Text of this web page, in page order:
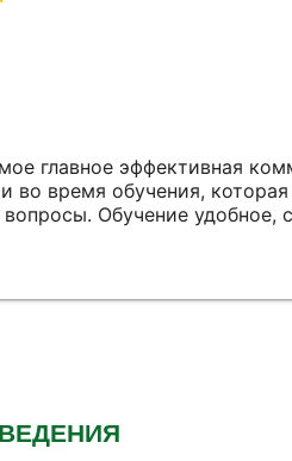
главное эффективная
во время обучения,
Обучение удобное,
Шикарный педагог с